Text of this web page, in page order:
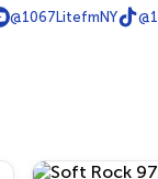
@1067LitefmNY